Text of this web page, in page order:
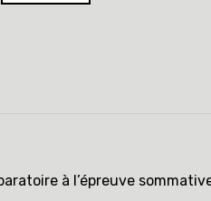
à l’épreuve